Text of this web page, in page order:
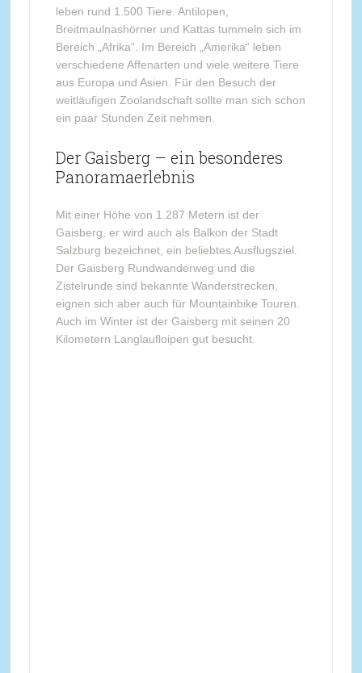
leben rund 1.500 Tiere. Antilopen,
Breitmaulnashörner und Kattas tummeln sich im
Bereich „Afrika“. Im Bereich „Amerika“ leben
verschiedene Affenarten und viele weitere Tiere
aus Europa und Asien. Für den Besuch der
weitläufigen Zoolandschaft sollte man sich schon
ein paar Stunden Zeit nehmen.
Der Gaisberg – ein besonderes
Panoramaerlebnis
Mit einer Höhe von 1.287 Metern ist der
Gaisberg, er wird auch als Balkon der Stadt
Salzburg bezeichnet, ein beliebtes Ausflugsziel.
Der Gaisberg Rundwanderweg und die
Zistelrunde sind bekannte Wanderstrecken,
eignen sich aber auch für Mountainbike Touren.
Auch im Winter ist der Gaisberg mit seinen 20
Kilometern Langlaufloipen gut besucht.